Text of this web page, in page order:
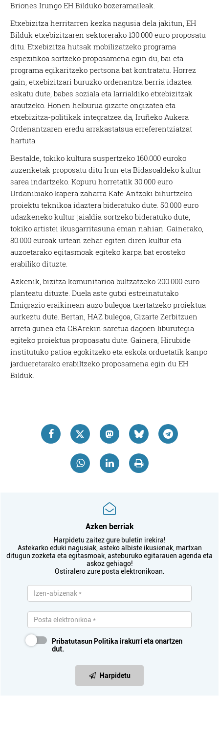
Briones Irungo EH Bilduko bozeramaileak.
Etxebizitza herritarren kezka nagusia dela jakitun, EH
Bilduk etxebizitzaren sektorerako 130.000 euro proposatu
ditu. Etxebizitza hutsak mobilizatzeko programa
espezifikoa sortzeko proposamena egin du, bai eta
programa egikaritzeko pertsona bat kontratatu. Horrez
gain, etxebizitzari buruzko ordenantza berria idaztea
eskatu dute, babes soziala eta larrialdiko etxebizitzak
arautzeko. Honen helburua gizarte ongizatea eta
etxebizitza-politikak integratzea da, Iruñeko Aukera
Ordenantzaren eredu arrakastatsua erreferentziatzat
hartuta.
Bestalde, tokiko kultura suspertzeko 160.000 euroko
zuzenketak proposatu ditu Irun eta Bidasoaldeko kultur
sarea indartzeko. Kopuru horretatik 30.000 euro
Urdanibiako kapera zaharra Kafe Antzoki bihurtzeko
proiektu teknikoa idaztera bideratuko dute. 50.000 euro
udazkeneko kultur jaialdia sortzeko bideratuko dute,
tokiko artistei ikusgarritasuna eman nahian. Gainerako,
80.000 euroak urtean zehar egiten diren kultur eta
auzoetarako egitasmoak egiteko karpa bat erosteko
erabiliko dituzte.
Azkenik, bizitza komunitarioa bultzatzeko 200.000 euro
planteatu dituzte. Duela aste gutxi estreinatutako
Emigrazio eraikinean auzo bulegoa txertatzeko proiektua
aurkeztu dute. Bertan, HAZ bulegoa, Gizarte Zerbitzuen
arreta gunea eta CBArekin saretua dagoen liburutegia
egiteko proiektua propoasatu dute. Gainera, Hirubide
institutuko patioa egokitzeko eta eskola orduetatik kanpo
jardueretarako erabiltzeko proposamena egin du EH
Bilduk.
Azken berriak
Harpidetu zaitez gure buletin irekira!
Astekarko eduki nagusiak, asteko albiste ikusienak, martxan
ditugun zozketa eta egitasmoak, asteburuko egitarauen agenda eta
askoz gehiago!
Ostiralero zure posta elektronikoan.
Pribatutasun Politika irakurri eta onartzen
dut.
Harpidetu